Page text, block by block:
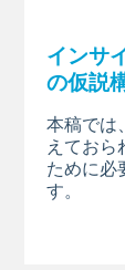
インサ
の仮説
本稿では
えておら
ために必
す。